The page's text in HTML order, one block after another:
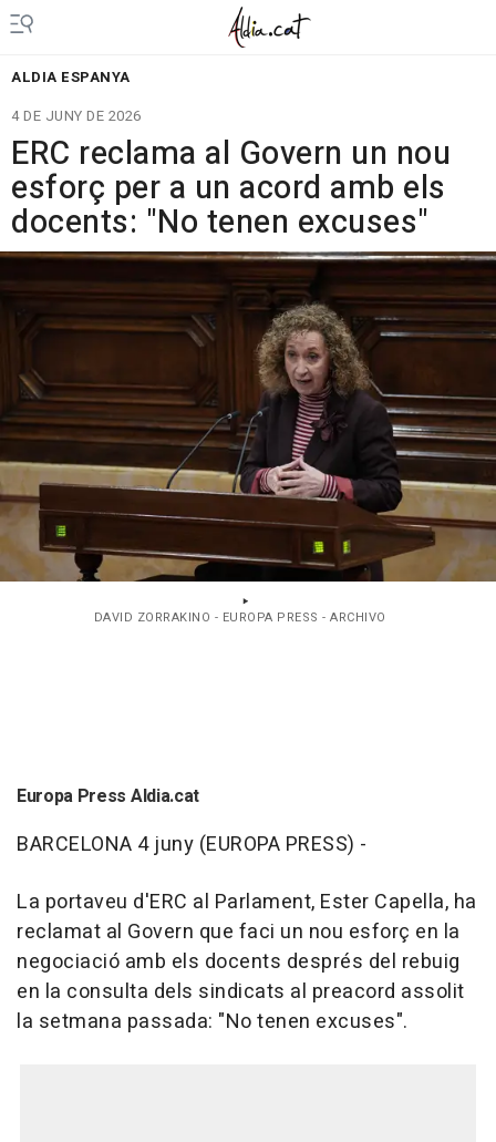
ALDIA ESPANYA
4 DE JUNY DE 2026
ERC reclama al Govern un nou
esforç per a un acord amb els
docents: "No tenen excuses"
DAVID ZORRAKINO - EUROPA PRESS - ARCHIVO
Europa Press Aldia.cat
BARCELONA 4 juny (EUROPA PRESS) -
La portaveu d'ERC al Parlament, Ester Capella, ha
reclamat al Govern que faci un nou esforç en la
negociació amb els docents després del rebuig
en la consulta dels sindicats al preacord assolit
la setmana passada: "No tenen excuses".